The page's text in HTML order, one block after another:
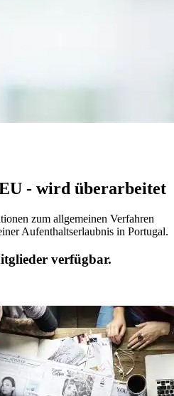
- wird überarbeitet
zum allgemeinen Verfahren
Aufenthaltserlaubnis in Portugal.
verfügbar.